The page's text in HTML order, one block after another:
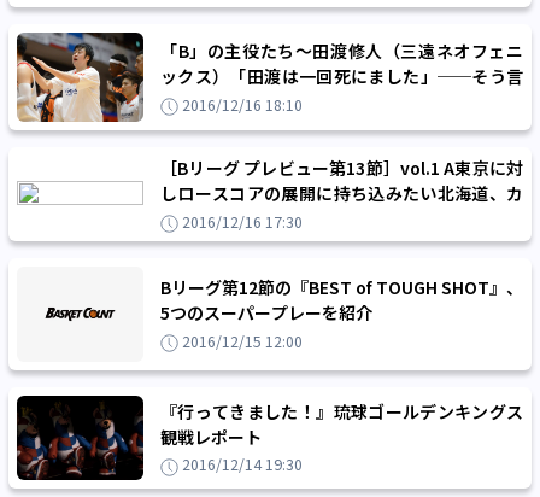
「B」の主役たち～田渡修人（三遠ネオフェニ
ックス）「田渡は一回死にました」──そう言
って笑う男の復活劇
2016/12/16 18:10
［Bリーグ プレビュー第13節］vol.1 A東京に対
しロースコアの展開に持ち込みたい北海道、カ
ギはギャレット＆田中の対策
2016/12/16 17:30
Bリーグ第12節の『BEST of TOUGH SHOT』、
5つのスーパープレーを紹介
2016/12/15 12:00
『行ってきました！』琉球ゴールデンキングス
観戦レポート
2016/12/14 19:30